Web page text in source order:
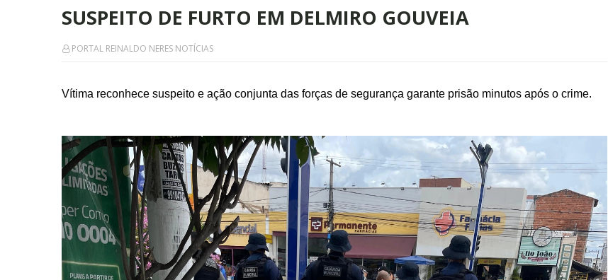
SUSPEITO DE FURTO EM DELMIRO GOUVEIA
PORTAL REINALDO NERES NOTÍCIAS
Vítima reconhece suspeito e ação conjunta das forças de segurança garante prisão minutos após o crime.